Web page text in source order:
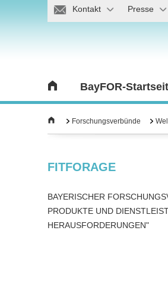
Kontakt Presse
BayFOR-
Forschungsverbünde
FITFORAGE
BAYERISCHER
PRODUKTE UND
HERAUSFORDERUNGEN"